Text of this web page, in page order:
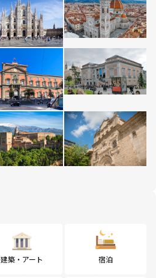
建築・アート 宿泊